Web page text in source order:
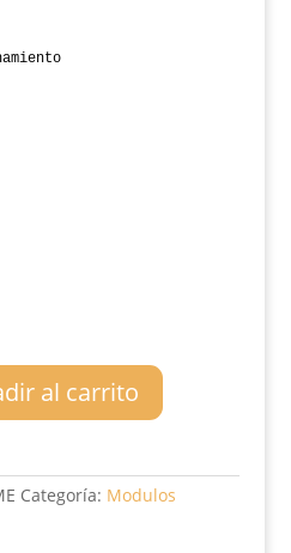
al carrito
Categoría: Modulos